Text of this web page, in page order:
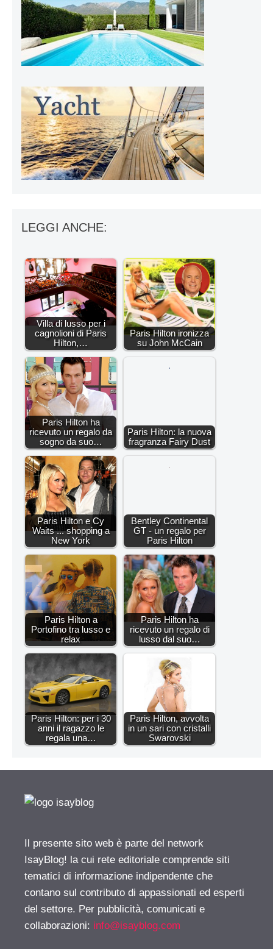
LEGGI ANCHE:
Villa di lusso per i
cagnolioni di Paris
Hilton,…
Paris Hilton ironizza
su John McCain
Paris Hilton ha
ricevuto un regalo da
sogno da suo…
Paris Hilton: la nuova
fragranza Fairy Dust
Paris Hilton e Cy
Waits ... shopping a
New York
Bentley Continental
GT - un regalo per
Paris Hilton
Paris Hilton a
Portofino tra lusso e
relax
Paris Hilton ha
ricevuto un regalo di
lusso dal suo…
Paris Hilton: per i 30
anni il ragazzo le
regala una…
Paris Hilton, avvolta
in un sari con cristalli
Swarovski
Il presente sito web è parte del network
IsayBlog! la cui rete editoriale comprende siti
tematici di informazione indipendente che
contano sul contributo di appassionati ed esperti
del settore. Per pubblicità, comunicati e
collaborazioni: info@isayblog.com